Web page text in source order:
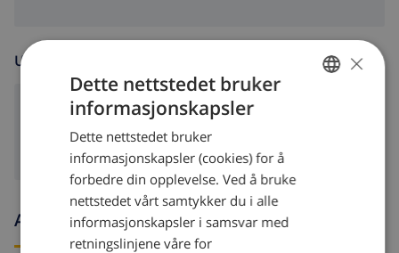
UNDERHOLDNING
Satelitt tv
Ankomst- og avgangstider
FRENCH
SPANISH
GERMAN
×
Dette nettstedet bruker
informasjonskapsler
Dette nettstedet bruker
informasjonskapsler (cookies) for å
forbedre din opplevelse. Ved å bruke
nettstedet vårt samtykker du i alle
informasjonskapsler i samsvar med
retningslinjene våre for